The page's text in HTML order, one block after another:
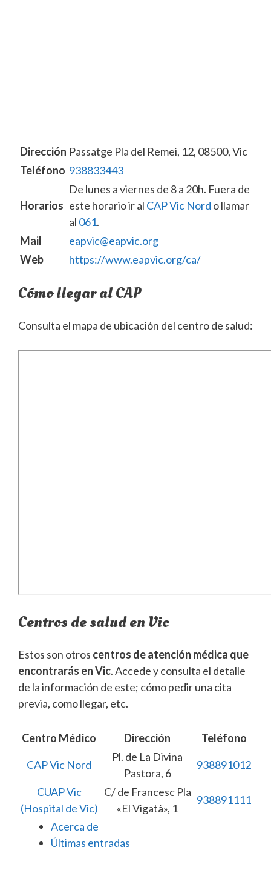
Dirección Passatge Pla del Remei, 12, 08500, Vic
Teléfono 938833443
Horarios
De lunes a viernes de 8 a 20h. Fuera de
este horario ir al CAP Vic Nord o llamar
al 061.
Mail
eapvic@eapvic.org
Web
https://www.eapvic.org/ca/
Cómo llegar al CAP
Consulta el mapa de ubicación del centro de salud:
Centros de salud en Vic
Estos son otros centros de atención médica que
encontrarás en Vic. Accede y consulta el detalle
de la información de este; cómo pedir una cita
previa, como llegar, etc.
Centro Médico Dirección
Teléfono
CAP Vic Nord
Pl. de La Divina
Pastora, 6
938891012
CUAP Vic
(Hospital de Vic)
C/ de Francesc Pla
«El Vigatà», 1
938891111
Acerca de
Últimas entradas